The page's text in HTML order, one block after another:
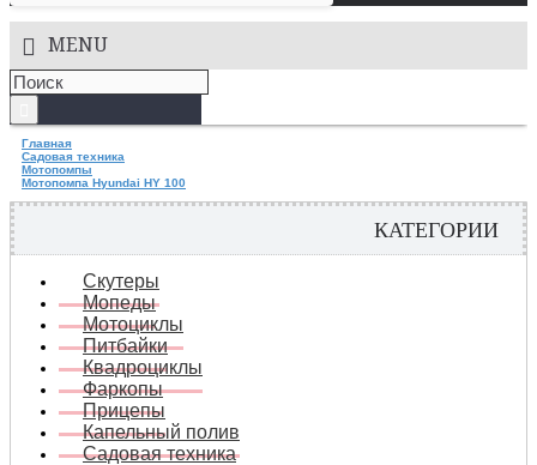
MENU
Главная
Садовая техника
Мотопомпы
Мотопомпа Hyundai HY 100
КАТЕГОРИИ
Скутеры
Мопеды
Мотоциклы
Питбайки
Квадроциклы
Фаркопы
Прицепы
Капельный полив
Садовая техника